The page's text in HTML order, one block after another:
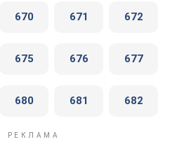
670 671 672
675 676 677
680 681 682